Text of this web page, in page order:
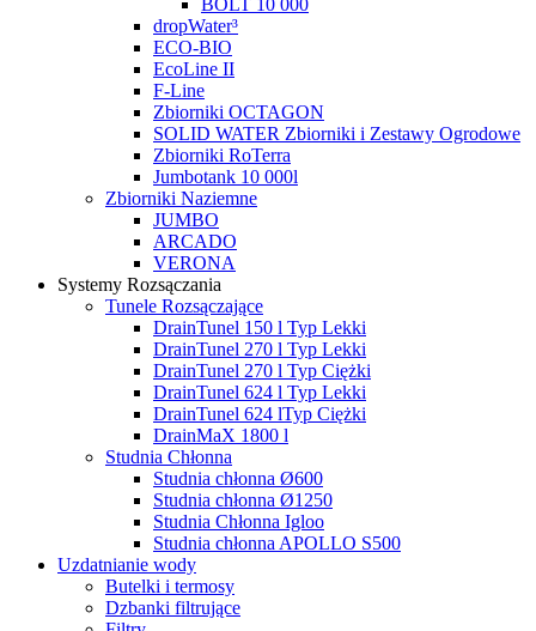
BOLT 10 000
dropWater³
ECO-BIO
EcoLine II
F-Line
Zbiorniki OCTAGON
SOLID WATER Zbiorniki i Zestawy Ogrodowe
Zbiorniki RoTerra
Jumbotank 10 000l
Zbiorniki Naziemne
JUMBO
ARCADO
VERONA
Systemy Rozsączania
Tunele Rozsączające
DrainTunel 150 l Typ Lekki
DrainTunel 270 l Typ Lekki
DrainTunel 270 l Typ Ciężki
DrainTunel 624 l Typ Lekki
DrainTunel 624 lTyp Ciężki
DrainMaX 1800 l
Studnia Chłonna
Studnia chłonna Ø600
Studnia chłonna Ø1250
Studnia Chłonna Igloo
Studnia chłonna APOLLO S500
Uzdatnianie wody
Butelki i termosy
Dzbanki filtrujące